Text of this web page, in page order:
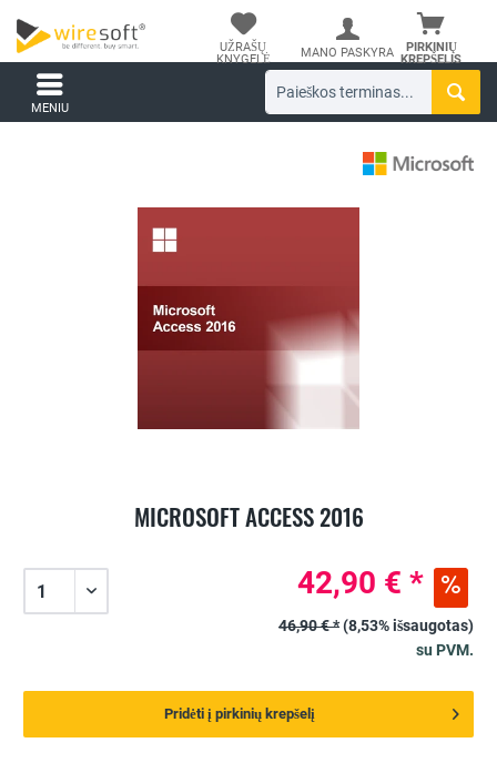
PIRKINIŲ
KREPŠELIS
UŽRAŠŲ
KNYGELĖ
MANO PASKYRA
MENIU
MICROSOFT ACCESS 2016
42,90 € *
46,90 € *(8,53% išsaugotas)
su PVM.
Pridėti į pirkinių krepšelį